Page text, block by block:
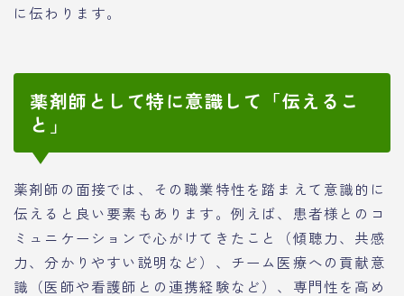
に伝わります。
薬剤師として特に意識して「伝えるこ
と」
薬剤師の面接では、その職業特性を踏まえて意識的に
伝えると良い要素もあります。例えば、患者様とのコ
ミュニケーションで心がけてきたこと（傾聴力、共感
力、分かりやすい説明など）、チーム医療への貢献意
識（医師や看護師との連携経験など）、専門性を高め